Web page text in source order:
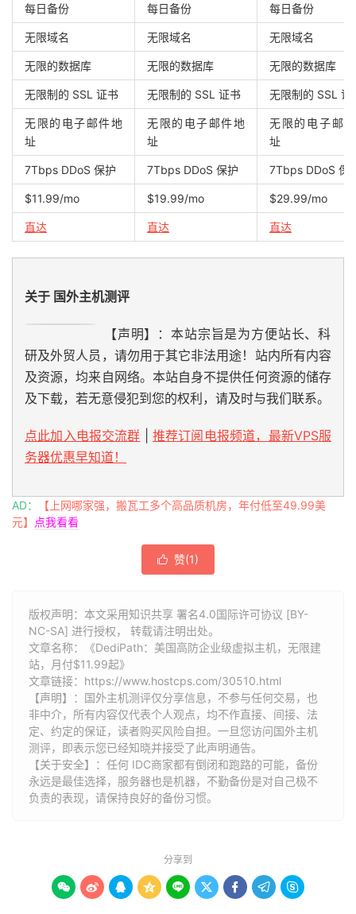
每日备份 每日备份 每日备份
无限域名 无限域名 无限域名
无限的数据库 无限的数据库 无限的数据库
无限制的 SSL 证书 无限制的 SSL 证书 无限制的 SSL 证
无限的电子邮件地
址
无限的电子邮件地
址
无限的电子邮
址
7Tbps DDoS 保护 7Tbps DDoS 保护 7Tbps DDoS 保
$11.99/mo $19.99/mo $29.99/mo
直达 直达 直达
关于 国外主机测评
【声明】：本站宗旨是为方便站长、科
研及外贸人员，请勿用于其它非法用途！站内所有内容
及资源，均来自网络。本站自身不提供任何资源的储存
及下载，若无意侵犯到您的权利，请及时与我们联系。
点此加入电报交流群
推荐订阅电报频道，最新VPS服
务器优惠早知道！
AD：
【上网哪家强，搬瓦工多个高品质机房，年付低至49.99美
元】
点我看看
 赞(1)
版权声明：本文采用知识共享 署名4.0国际许可协议 [BY-
NC-SA] 进行授权， 转载请注明出处。
文章名称：《DediPath：美国高防企业级虚拟主机，无限建
站，月付$11.99起》
文章链接： https://www.hostcps.com/30510.html
【声明】：国外主机测评仅分享信息，不参与任何交易，也
非中介，所有内容仅代表个人观点，均不作直接、间接、法
定、约定的保证，读者购买风险自担。一旦您访问国外主机
测评，即表示您已经知晓并接受了此声明通告。
【关于安全】：任何 IDC商家都有倒闭和跑路的可能，备份
永远是最佳选择，服务器也是机器，不勤备份是对自己极不
负责的表现，请保持良好的备份习惯。
分享到
        